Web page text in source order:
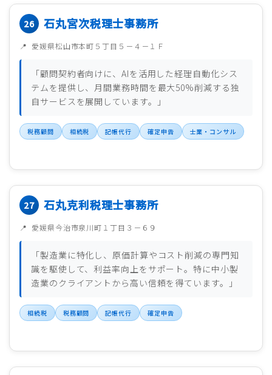
石丸宮次税理士事務所
愛媛県松山市本町５丁目５－４－１Ｆ
「顧問契約者向けに、AIを活用した経理自動化シス
テムを提供し、月間業務時間を最大50%削減する独
自サービスを展開しています。」
税務顧問 相続税 記帳代行 確定申告 士業・コンサル
石丸克利税理士事務所
愛媛県今治市泉川町１丁目３－６９
「製造業に特化し、原価計算やコスト削減の専門知
識を駆使して、利益率向上をサポート。特に中小製
造業のクライアントから高い信頼を得ています。」
相続税 税務顧問 記帳代行 確定申告